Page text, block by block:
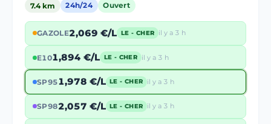
7.4 km 24h/24 Ouvert
GAZOLE2,069 €/L LE - CHER il y a 3 h
E101,894 €/L LE - CHER il y a 3 h
SP951,978 €/L LE - CHER il y a 3 h
SP982,057 €/L LE - CHER il y a 3 h